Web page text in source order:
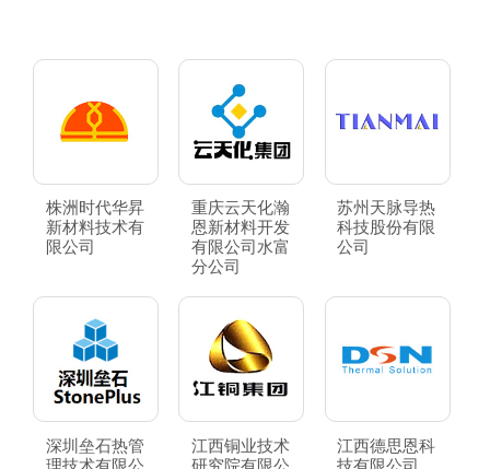
株洲时代华昇
新材料技术有
限公司
重庆云天化瀚
恩新材料开发
有限公司水富
分公司
苏州天脉导热
科技股份有限
公司
深圳垒石热管
理技术有限公
江西铜业技术
研究院有限公
江西德思恩科
技有限公司